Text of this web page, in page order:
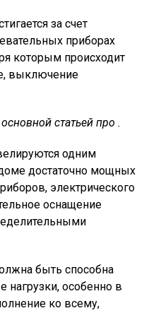
за счет
приборах
которым происходит
выключение
статьей про .
одним
достаточно мощных
электрического
оснащение
быть способна
нагрузки, особенно в
ко всему,